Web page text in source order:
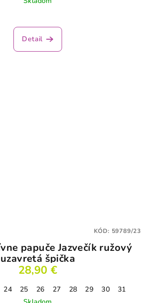
Detail
papuče Jazvečík ružový
uzavretá špička
28,90 €
24 25 26 27 28 29 30
31
KÓD: 59789/23